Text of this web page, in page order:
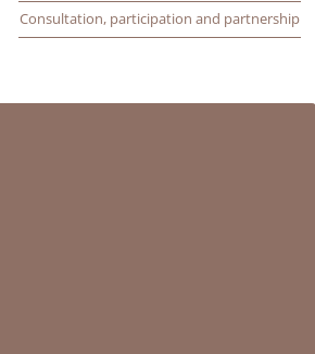
Consultation, participation and partnership